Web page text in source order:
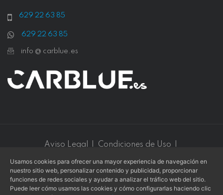
629 22 63 85
629 22 63 85
info @ carblue.es
Aviso Legal | Condiciones de Uso
|
Este sitio web está protegido por reCAPTCHA v3y se aplican
la Política de privacidady losTérminos de servicio deGoogle
Usamos cookies para ofrecer una mayor experiencia de navegación en
nuestro sitio web, personalizar contenido y publicidad, proporcionar
funciones de redes sociales y ayudar a analizar el tráfico web del sitio.
Puede leer cómo usamos las cookies y cómo configurarlas haciendo clic